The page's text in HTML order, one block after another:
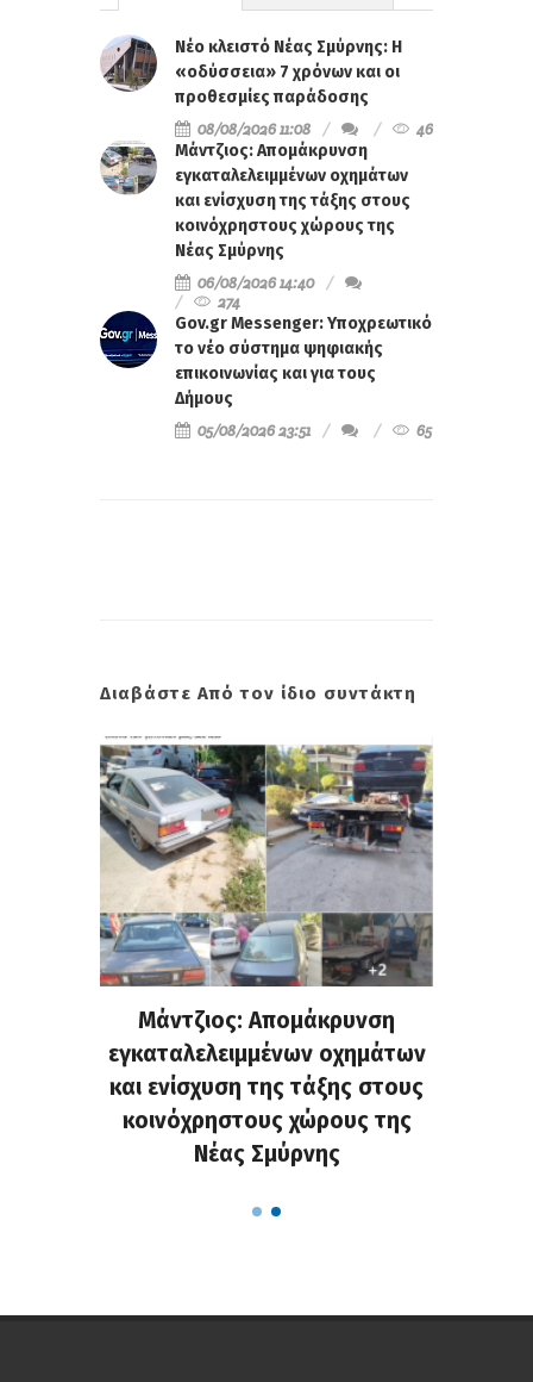
Νέο κλειστό Νέας Σμύρνης: Η
«οδύσσεια» 7 χρόνων και οι
προθεσμίες παράδοσης
08/08/2026 11:08
46
Μάντζιος: Απομάκρυνση
εγκαταλελειμμένων οχημάτων
και ενίσχυση της τάξης στους
κοινόχρηστους χώρους της
Νέας Σμύρνης
06/08/2026 14:40
274
Gov.gr Messenger: Υποχρεωτικό
το νέο σύστημα ψηφιακής
επικοινωνίας και για τους
Δήμους
05/08/2026 23:51
65
Διαβάστε Από τον ίδιο συντάκτη
Μάντζιος: Απομάκρυνση
εγκαταλελειμμένων οχημάτων
και ενίσχυση της τάξης στους
κοινόχρηστους χώρους της
Νέας Σμύρνης